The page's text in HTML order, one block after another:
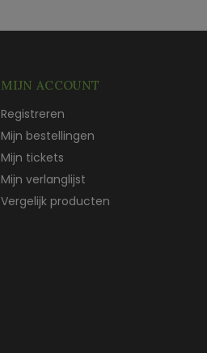
MIJN ACCOUNT
Registreren
Mijn bestellingen
Mijn tickets
Mijn verlanglijst
Vergelijk producten